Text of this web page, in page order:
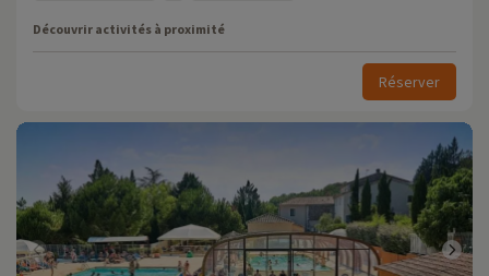
Découvrir activités à proximité
Réserver